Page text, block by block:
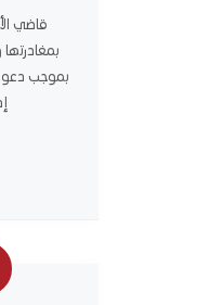
قاضي
بموجب